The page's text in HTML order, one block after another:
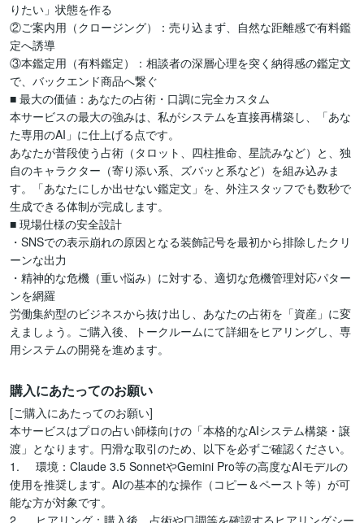
りたい」状態を作る
②ご案内用（クロージング）：売り込まず、自然な距離感で有料鑑
定へ誘導
③本鑑定用（有料鑑定）：相談者の深層心理を突く納得感の鑑定文
で、バックエンド商品へ繋ぐ
■ 最大の価値：あなたの占術・口調に完全カスタム
本サービスの最大の強みは、私がシステムを直接再構築し、「あな
た専用のAI」に仕上げる点です。
あなたが普段使う占術（タロット、四柱推命、星読みなど）と、独
自のキャラクター（寄り添い系、ズバッと系など）を組み込みま
す。「あなたにしか出せない鑑定文」を、外注スタッフでも数秒で
生成できる体制が完成します。
■ 現場仕様の安全設計
・SNSでの表示崩れの原因となる装飾記号を最初から排除したクリ
ーンな出力
・精神的な危機（重い悩み）に対する、適切な危機管理対応パター
ンを網羅
労働集約型のビジネスから抜け出し、あなたの占術を「資産」に変
えましょう。ご購入後、トークルームにて詳細をヒアリングし、専
購入にあたってのお願い
[ご購入にあたってのお願い]
本サービスはプロの占い師様向けの「本格的なAIシステム構築・譲
渡」となります。円滑な取引のため、以下を必ずご確認ください。
1.	環境：Claude 3.5 SonnetやGemini Pro等の高度なAIモデルの
使用を推奨します。AIの基本的な操作（コピー＆ペースト等）が可
能な方が対象です。
2.	ヒアリング：購入後、占術や口調等を確認するヒアリングシー